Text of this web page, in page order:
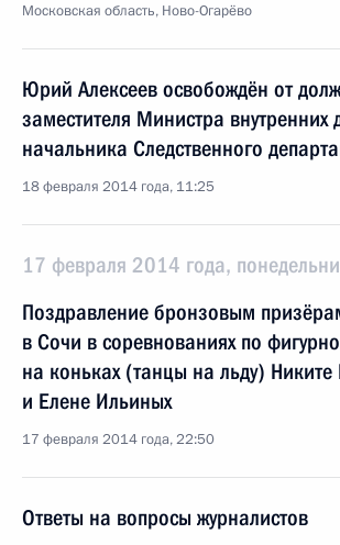
Московская область, Ново-Огарёво
Юрий Алексеев освобождён от
заместителя Министра внутренних
начальника Следственного
18 февраля 2014 года, 11:25
17 февраля 2014 года,
Поздравление бронзовым
в Сочи в соревнованиях по
на коньках (танцы на льду) Никите
и Елене Ильиных
17 февраля 2014 года, 22:50
Ответы на вопросы журналистов